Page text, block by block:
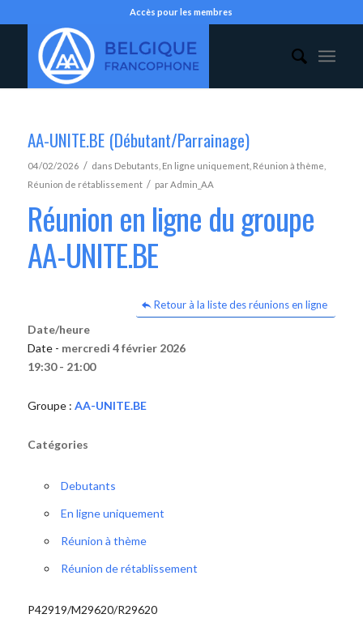
Accès pour les membres
AA-UNITE.BE (Débutant/Parrainage)
04/02/2026 / dans Debutants En ligne uniquement, Réunion à thème
Réunion de rétablissement / parAdmin_AA
Réunion en ligne du groupe
AA-UNITE.BE
Retour à la liste des réunions en ligne
Date/heure
Date - mercredi 4 février 2026
19:30 - 21:00
Groupe : AA-UNITE.BE
Catégories
Debutants
En ligne uniquement
Réunion à thème
Réunion de rétablissement
P42919/M29620/R29620